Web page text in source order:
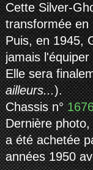
Cette Silver-
transformée en
Puis, en 1945,
jamais
Elle sera
ailleurs...).
Chassis n°
Dernière
a été achetée
années 1950